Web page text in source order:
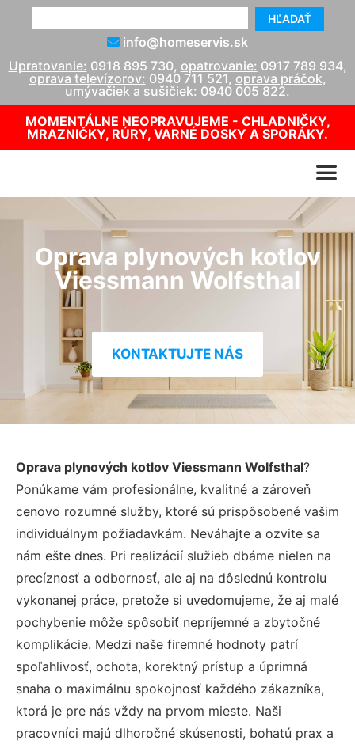
HĽADAŤ
info@homeservis.sk
Upratovanie: 0918 895 730, opatrovanie: 0917 789 934,
oprava televízorov: 0940 711 521, oprava práčok,
umývačiek a sušičiek: 0940 005 822.
MOMENTÁLNE NEOPRAVUJEME - CHLADNIČKY,
MRAZNIČKY, RÚRY, VARNÉ DOSKY A SPORÁKY.
Oprava plynových kotlov
Viessmann Wolfsthal
KONTAKTUJTE NÁS
Oprava plynových kotlov Viessmann Wolfsthal?
Ponúkame vám profesionálne, kvalitné a zároveň
cenovo rozumné služby, ktoré sú prispôsobené vašim
individuálnym požiadavkám. Neváhajte a ozvite sa
nám ešte dnes. Pri realizácií služieb dbáme nielen na
precíznosť a odbornosť, ale aj na dôslednú kontrolu
vykonanej práce, pretože si uvedomujeme, že aj malé
pochybenie môže spôsobiť nepríjemné a zbytočné
komplikácie. Medzi naše firemné hodnoty patrí
spoľahlivosť, ochota, korektný prístup a úprimná
snaha o maximálnu spokojnosť každého zákazníka,
ktorá je pre nás vždy na prvom mieste. Naši
pracovníci majú dlhoročné skúsenosti, bohatú prax a